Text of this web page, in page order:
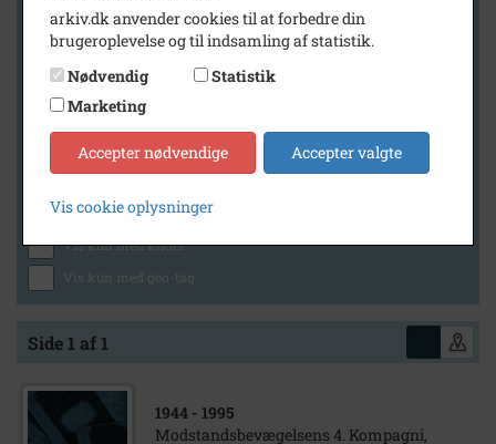
Geografi
Generelt
Vis kun med billeder
Vis kun med lydklip
Vis kun med kilder
Vis kun med geo-tag
Side 1 af 1
1944 - 1995
Modstandsbevægelsens 4. Kompagni,
arkiv.dk anvender cookies til at forbedre din
brugeroplevelse og til indsamling af statistik.
Nødvendig
Statistik
Marketing
Accepter nødvendige Accepter valgte
Vis cookie oplysninger